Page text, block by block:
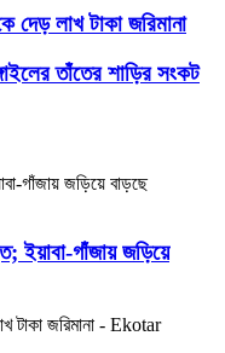
দেড় লাখ টাকা জরিমানা
তাঁতের শাড়ির সংকট
ইয়াবা-গাঁজায় জড়িয়ে